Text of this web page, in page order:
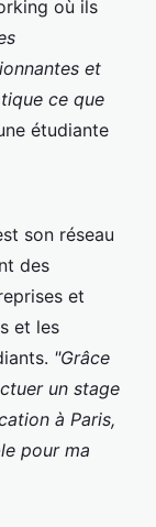
où ils
et
ce que
étudiante
son réseau
des
et
et les
"Grâce
un stage
à Paris,
pour ma